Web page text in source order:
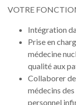
VOTRE
Intégration
Prise en
médecine
qualité aux
Collaborer
médecins
personnel